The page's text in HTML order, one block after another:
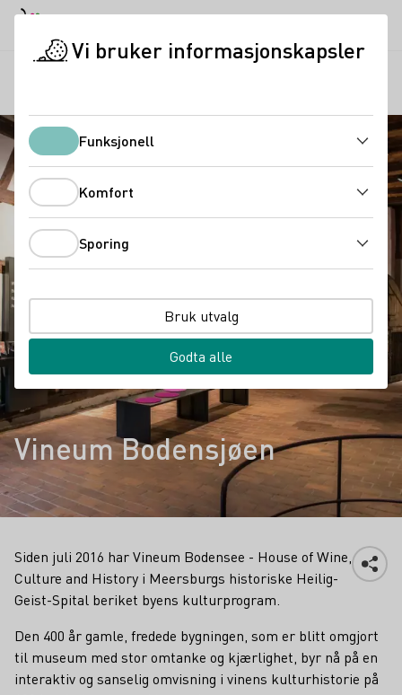
Vineum Bodensjøen
Siden juli 2016 har Vineum Bodensee - House of Wine,
Culture and History i Meersburgs historiske Heilig-
Geist-Spital beriket byens kulturprogram.
Den 400 år gamle, fredede bygningen, som er blitt omgjort
til museum med stor omtanke og kjærlighet, byr nå på en
interaktiv og sanselig omvisning i vinens kulturhistorie på
Vi bruker informasjonskapsler
FunksjonellFunksjonell
Komfort
Sporing
Bruk utvalg
Godta alle